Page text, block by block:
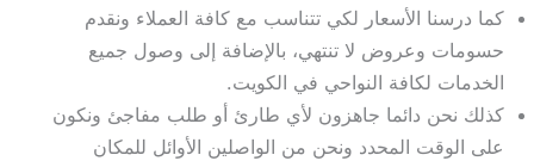
كما درسنا الأسعار لكي تتناسب مع كافة العملاء ونقدم
حسومات وعروض لا تنتهي، بالإضافة إلى وصول جميع
الخدمات لكافة النواحي في الكويت.
كذلك نحن دائما جاهزون لأي طارئ أو طلب مفاجئ ونكون
على الوقت المحدد ونحن من الواصلين الأوائل للمكان